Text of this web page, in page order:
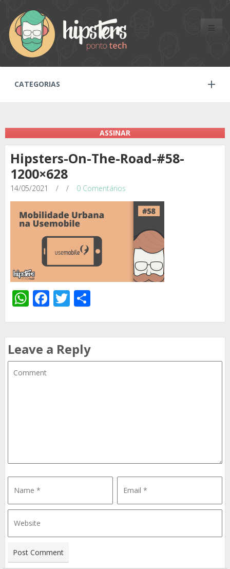
Toggle
CATEGORIAS
ASSINAR
Hipsters-On-The-Road-#58-
1200×628
14/05/2021 / / 0 Comentários
WhatsApp
Facebook
Twitter
Leave a Reply